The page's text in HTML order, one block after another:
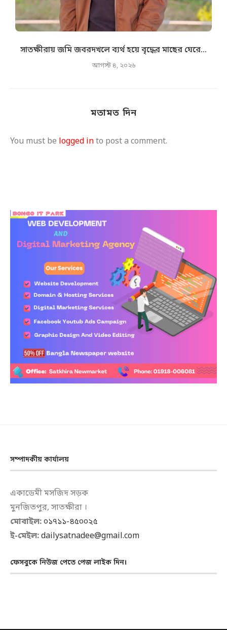
সাতক্ষীরায় জমি জবরদখলে ব্যর্থ হয়ে বৃদ্ধের মাছের ঘেরে...
আগস্ট ৪, ২০২৬
মতামত দিন
You must be logged into post a comment.
সম্পাদকীয় কার্যালয়
একাডেমী মসজিদ সড়ক
মুনজিতপুর, সাতক্ষীরা ।
মোবাইল:০১৭১১-৪৫০০২৫
ই-মেইল:dailysatnadee@gmail.com
ফেসবুকে নিউজ পেতে পেজ লাইক দিন।